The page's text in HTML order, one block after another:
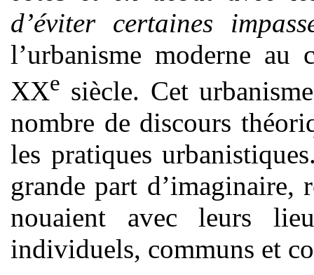
d’éviter certaines
l’urbanisme moderne au
XXe siècle. Cet
nombre de discours
les pratiques
grande part d’imaginaire,
nouaient avec leurs
individuels, communs et